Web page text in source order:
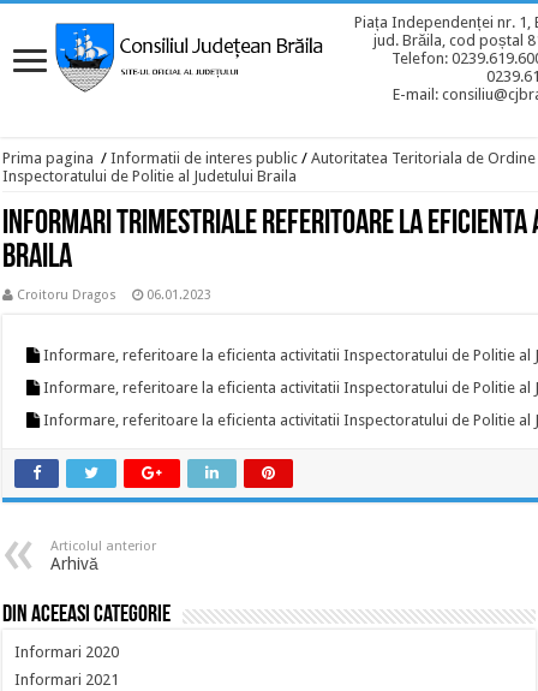
Piața Independenței nr. 1,
jud. Brăila, cod poștal
Telefon:
E-mail:
Prima pagina / Informatii de interes public / Autoritatea Teritoriala de Ordine
Inspectoratului de Politie al Judetului Braila
Informari trimestriale referitoare la eficienta
Braila
Croitoru Dragos 06.01.2023
Informare, referitoare la eficienta activitatii Inspectoratului de Politie al
Informare, referitoare la eficienta activitatii Inspectoratului de Politie al
Informare, referitoare la eficienta activitatii Inspectoratului de Politie al
Articolul anterior
Arhivă
Din aceeasi categorie
Informari 2020
Informari 2021